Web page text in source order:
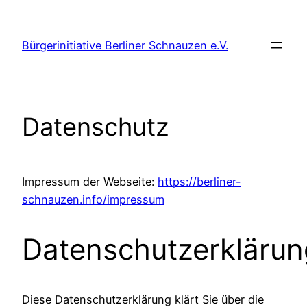
springen
Bürgerinitiative Berliner Schnauzen e.V.
Datenschutz
Impressum der Webseite: https://berliner-
schnauzen.info/impressum
Diese Datenschutzerklärung klärt Sie über die